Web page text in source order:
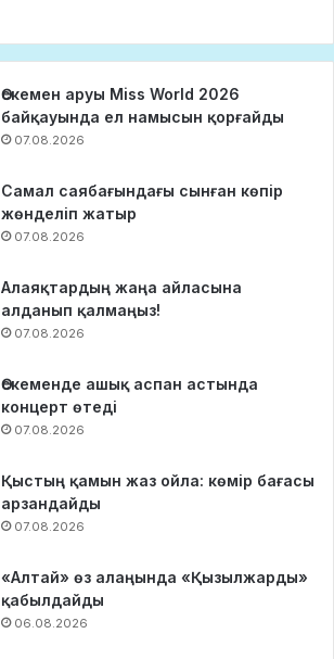
Өскемен аруы Miss World 2026
байқауында ел намысын қорғайды
07.08.2026
Самал саябағындағы сынған көпір
жөнделіп жатыр
07.08.2026
Алаяқтардың жаңа айласына
алданып қалмаңыз!
07.08.2026
Өскеменде ашық аспан астында
концерт өтеді
07.08.2026
Қыстың қамын жаз ойла: көмір бағасы
арзандайды
07.08.2026
«Алтай» өз алаңында «Қызылжарды»
қабылдайды
06.08.2026